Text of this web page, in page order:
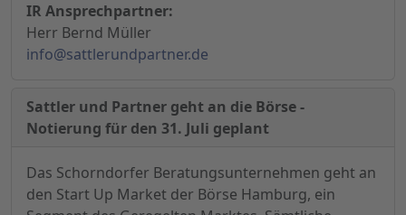
IR Ansprechpartner:
Herr Bernd Müller
info@sattlerundpartner.de
Sattler und Partner geht an die Börse -
Notierung für den 31. Juli geplant
Das Schorndorfer Beratungsunternehmen geht an
den Start Up Market der Börse Hamburg, ein